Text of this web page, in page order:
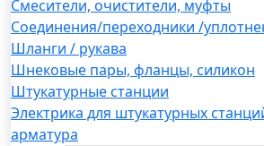
Смесители, очистители, муфты
Соединения/переходники /
Шланги / рукава
Шнековые пары, фланцы, силикон
Штукатурные станции
Электрика для штукатурных
арматура